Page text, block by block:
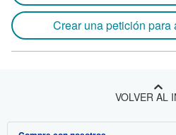
Crear una petición para
VOLVER AL